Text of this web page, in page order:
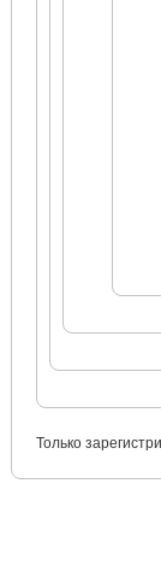
Только